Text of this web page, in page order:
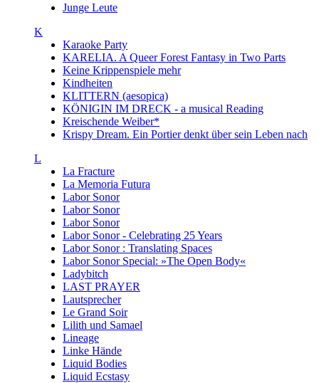
Junge Leute
K
Karaoke Party
KARELIA. A Queer Forest Fantasy in Two Parts
Keine Krippenspiele mehr
Kindheiten
KLITTERN (aesopica)
KÖNIGIN IM DRECK - a musical Reading
Kreischende Weiber*
Krispy Dream. Ein Portier denkt über sein Leben nach
L
La Fracture
La Memoria Futura
Labor Sonor
Labor Sonor
Labor Sonor
Labor Sonor - Celebrating 25 Years
Labor Sonor : Translating Spaces
Labor Sonor Special: »The Open Body«
Ladybitch
LAST PRAYER
Lautsprecher
Le Grand Soir
Lilith und Samael
Lineage
Linke Hände
Liquid Bodies
Liquid Ecstasy